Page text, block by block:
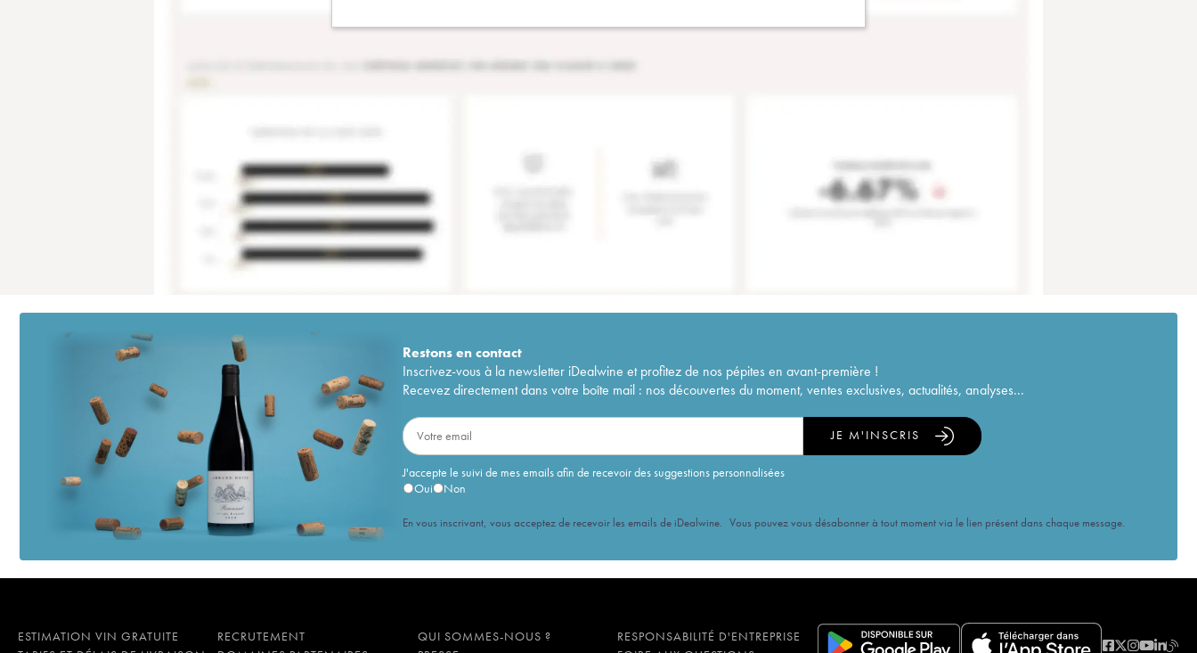
Restons encontact
Inscrivez-vous à la newsletter iDealwine et profitez de nos pépites en avant-première !
Recevez directement dans votre boîte mail : nos découvertes du moment, ventes exclusives, actualités, analyses...
J'accepte le suivi de mes emails afin de recevoir des suggestions personnalisées
Oui
Non
JE M'INSCRIS
En vous inscrivant, vous acceptez de recevoir les emails de iDealwine. Vous pouvez vous désabonner à tout moment via le lien présent dans chaque message.
ESTIMATION VIN GRATUITE RECRUTEMENT QUI SOMMES-NOUS ?
RESPONSABILITÉ D'ENTREPRISE